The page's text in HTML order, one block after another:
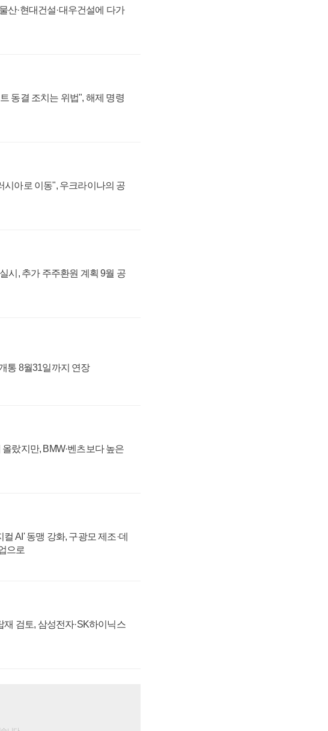
산·현대건설·대우건설에 다가
동결 조치는 위법", 해제 명령
시아로 이동", 우크라이나의 공
시, 추가 주주환원 계획 9월 공
통 8월31일까지 연장
랐지만, BMW·벤츠보다 높은
AI' 동맹 강화, 구광모 제조·데
으로
검토, 삼성전자·SK하이닉스